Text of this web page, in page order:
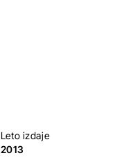
Leto izdaje
2013